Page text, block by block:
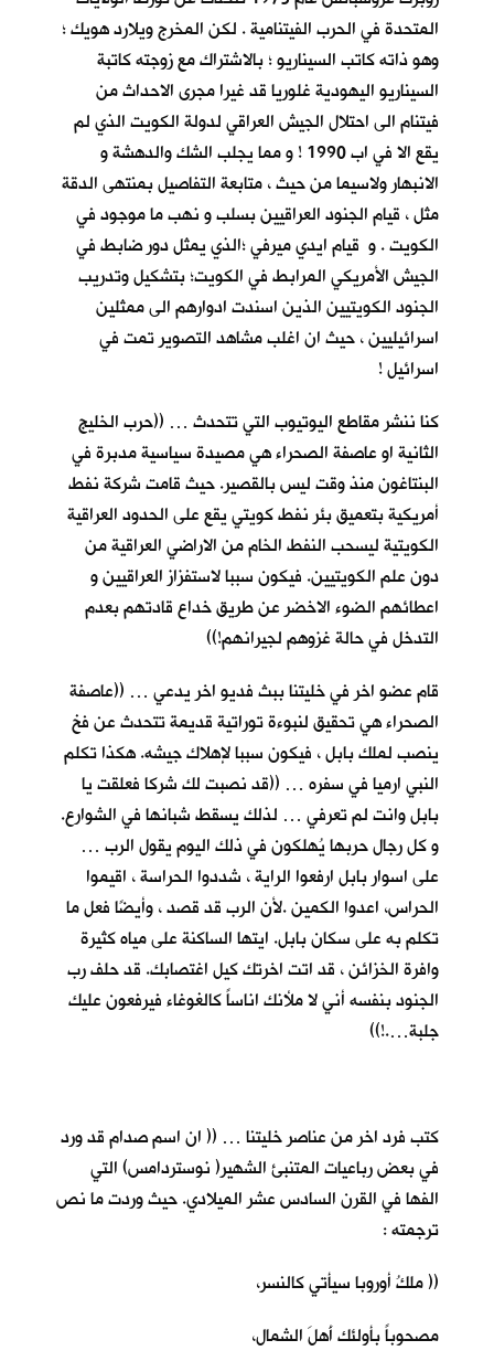
المتحدة في الحرب الفيتنامية . لكن المخرج ويلارد هويك ؛
وهو ذاته كاتب السيناريو ؛ بالاشتراك مع زوجته كاتبة
السيناريو اليهودية غلوريا قد غيرا مجرى الاحداث من
فيتنام الى احتلال الجيش العراقي لدولة الكويت الذي لم
يقع الا في اب 1990 ! و مما يجلب الشك والدهشة و
الانبهار ولاسيما من حيث ، متابعة التفاصيل بمنتهى الدقة
مثل ، قيام الجنود العراقيين بسلب و نهب ما موجود في
الكويت . و قيام ايدي ميرفي ؛الذي يمثل دور ضابط في
الجيش الأمريكي المرابط في الكويت؛ بتشكيل وتدريب
الجنود الكويتيين الذين اسندت ادوارهم الى ممثلين
اسرائيليين ، حيث ان اغلب مشاهد التصوير تمت في
اسرائيل !
كنا ننشر مقاطع اليوتيوب التي تتحدث … ((حرب الخليج
الثانية او عاصفة الصحراء هي مصيدة سياسية مدبرة في
البنتاغون منذ وقت ليس بالقصير. حيث قامت شركة نفط
أمريكية بتعميق بئر نفط كويتي يقع على الحدود العراقية
الكويتية ليسحب النفط الخام من الاراضي العراقية من
دون علم الكويتيين. فيكون سببا لاستفزاز العراقيين و
اعطائهم الضوء الاخضر عن طريق خداع قادتهم بعدم
التدخل في حالة غزوهم لجيرانهم!))
قام عضو اخر في خليتنا ببث فديو اخر يدعي … ((عاصفة
الصحراء هي تحقيق لنبوءة توراتية قديمة تتحدث عن فخ
ينصب لملك بابل ، فيكون سببا لإهلاك جيشه. هكذا تكلم
النبي ارميا في سفره … ((قد نصبت لك شركا فعلقت يا
بابل وانت لم تعرفي … لذلك يسقط شبانها في الشوارع.
و كل رجال حربها يُهلكون في ذلك اليوم يقول الرب …
على اسوار بابل ارفعوا الراية ، شددوا الحراسة ، اقيموا
الحراس، اعدوا الكمين .لأن الرب قد قصد ، وأيضًا فعل ما
تكلم به على سكان بابل. ايتها الساكنة على مياه كثيرة
وافرة الخزائن ، قد اتت اخرتك كيل اغتصابك. قد حلف رب
الجنود بنفسه أني لا ملأنك اناساً كالغوغاء فيرفعون عليك
جلبة….!))
كتب فرد اخر من عناصر خليتنا … (( ان اسم صدام قد ورد
في بعض رباعيات المتنبئ الشهير( نوستردامس) التي
الفها في القرن السادس عشر الميلادي. حيث وردت ما نص
ترجمته :
(( ملكُ أوروبا سيأتي كالنسر،
مصحوباً بأولئك أَهلَ الشمال،